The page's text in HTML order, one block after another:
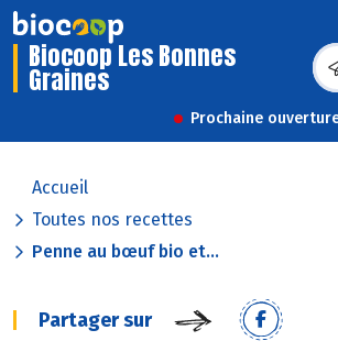
Biocoop Les Bonnes
Graines
Prochaine
Accueil
Toutes nos recettes
Penne au bœuf bio et...
Partager sur